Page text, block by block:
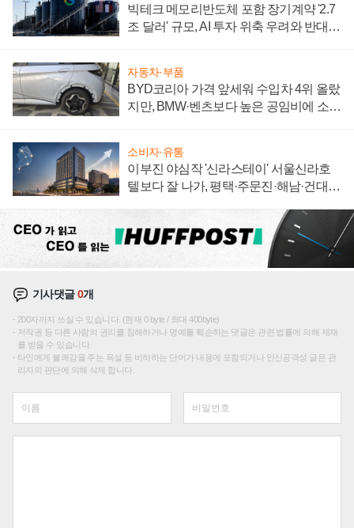
빅테크 메모리반도체 포함 장기계약 '2.7
조 달러' 규모, AI 투자 위축 우려와 반대
자동차·부품
BYD코리아 가격 앞세워 수입차 4위 올랐
지만, BMW·벤츠보다 높은 공임비에 소비
소비자·유통
이부진 야심작 '신라스테이' 서울신라호
텔보다 잘 나가, 평택·주문진·해남·건대로
기사댓글0개
200자까지 쓰실 수 있습니다. (현재 0 byte / 최대 400byte)
저작권 등 다른 사람의 권리를 침해하거나 명예를 훼손하는 댓글은 관련 법률에 의해 제재
를 받을 수 있습니다.
타인에게 불쾌감을 주는 욕설 등 비하하는 단어가 내용에 포함되거나 인신공격성 글은 관
리자의 판단에 의해 삭제 합니다.